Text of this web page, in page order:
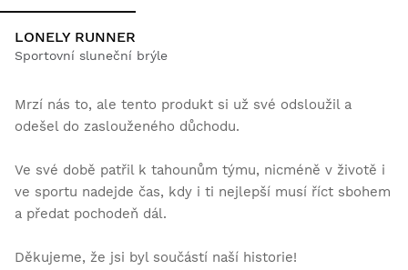
LONELY RUNNER
Sportovní sluneční brýle
Mrzí nás to, ale tento produkt si už své odsloužil a
odešel do zaslouženého důchodu.
Ve své době patřil k tahounům týmu, nicméně v životě i
ve sportu nadejde čas, kdy i ti nejlepší musí říct sbohem
a předat pochodeň dál.
Děkujeme, že jsi byl součástí naší historie!